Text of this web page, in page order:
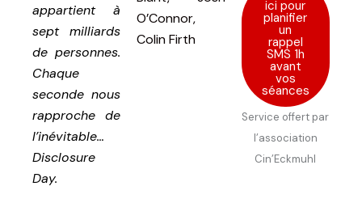
appartient à
sept milliards
de personnes.
Chaque
seconde nous
rapproche de
l’inévitable…
Disclosure
Day.
O’Connor,
Colin Firth
ici pour
planifier
un
rappel
SMS 1h
avant
vos
séances
Service offert par
l’association
Cin’Eckmuhl